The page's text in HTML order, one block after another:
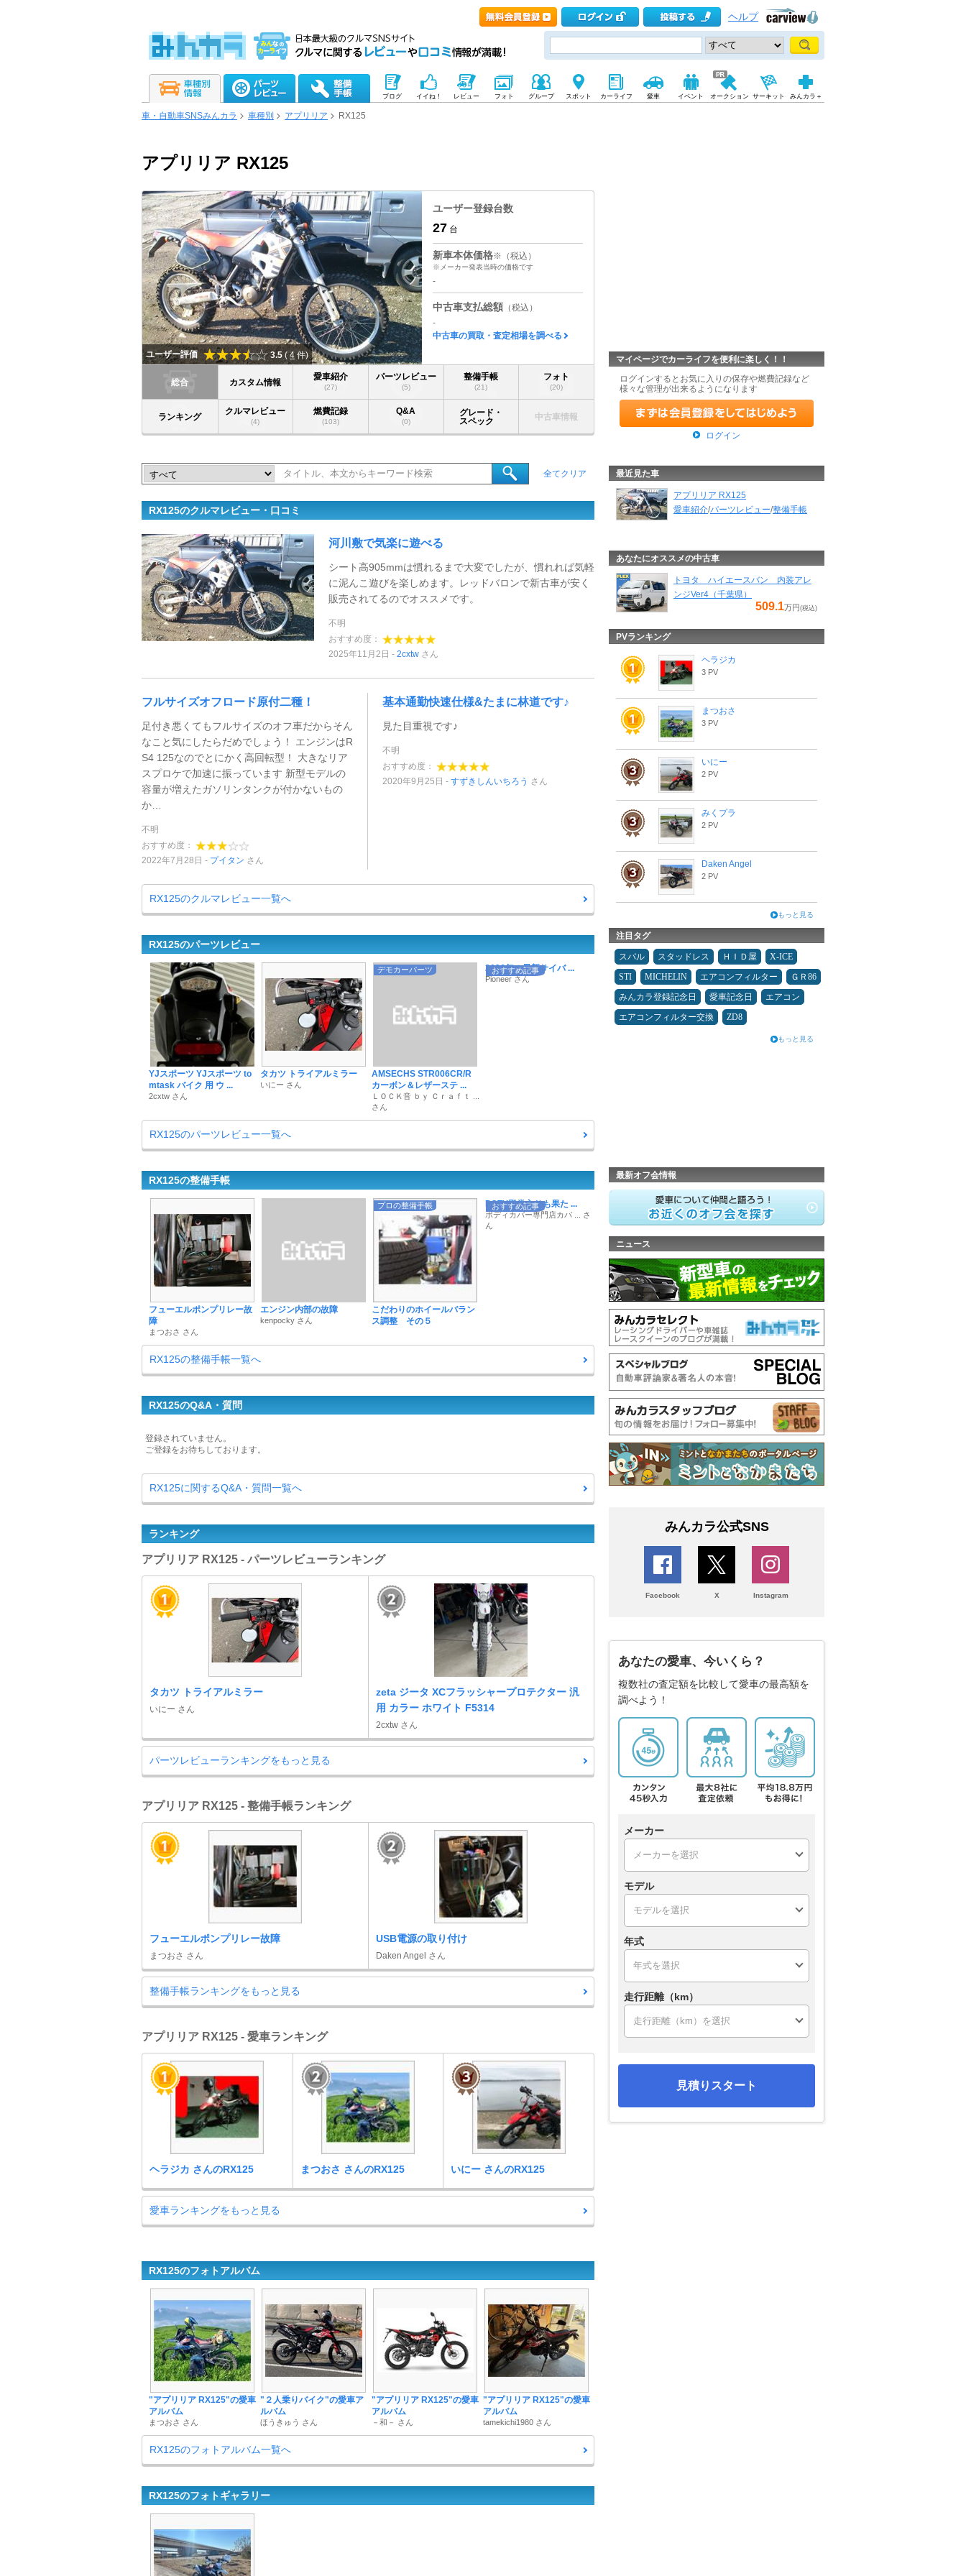
ヘルプ
ブログ イイね！ レビュー フォト グループ スポット カーライフ 愛車 イベント オークション サーキット みんカラ＋
車・自動車SNSみんカラ 車種別 アプリリア RX125
アプリリア RX125
ユーザー評価 3.5 (4 件)
ユーザー登録台数
27 台
新車本体価格※（税込）
※メーカー発表当時の価格です
-
中古車支払総額 （税込）
-
中古車の買取・査定相場を調べる
総合 カスタム情報
愛車紹介
(27)
パーツレビュー
(5)
整備手帳
(21)
フォト
(20)
ランキング
クルマレビュー
(4)
燃費記録
(103)
Q&A
(0)
グレード・
スペック
中古車情報
全てクリア
RX125のクルマレビュー・口コミ
河川敷で気楽に遊べる
シート高905mmは慣れるまで大変でしたが、慣れれば気軽
に泥んこ遊びを楽しめます。レッドバロンで新古車が安く
販売されてるのでオススメです。
不明
おすすめ度：
2025年11月2日
2cxtw さん
フルサイズオフロード原付二種！
足付き悪くてもフルサイズのオフ車だからそん
なこと気にしたらだめでしょう！ エンジンはR
S4 125なのでとにかく高回転型！ 大きなリア
スプロケで加速に振っています 新型モデルの
容量が増えたガソリンタンクが付かないもの
か…
不明
おすすめ度：
2022年7月28日
プイタン さん
基本通勤快速仕様&たまに林道です♪
見た目重視です♪
不明
おすすめ度：
2020年9月25日
すずきしんいちろう さん
RX125のクルマレビュー一覧へ
RX125のパーツレビュー
YJスポーツ YJスポーツ to
mtask バイク 用 ウ ...
2cxtw さん
タカツ トライアルミラー
いにー さん
デモカーパーツ
AMSECHS STR006CR/R
カーボン＆レザーステ ...
ＬＯＣＫ音 ｂｙ Ｃｒａｆｔ ...
さん
おすすめ記事
2026年の最新サイバ ...
Pioneer さん
RX125のパーツレビュー一覧へ
RX125の整備手帳
フューエルポンプリレー故
障
まつおさ さん
エンジン内部の故障
kenpocky さん
プロの整備手帳
こだわりのホイールバラン
ス調整 その５
おすすめ記事
POTY殿堂入りも果た ...
ボディカバー専門店カバ ... さ
ん
RX125の整備手帳一覧へ
RX125のQ&A・質問
登録されていません。
ご登録をお待ちしております。
RX125に関するQ&A・質問一覧へ
ランキング
アプリリア RX125 - パーツレビューランキング
タカツ トライアルミラー
いにー さん
zeta ジータ XCフラッシャープロテクター 汎
用 カラー ホワイト F5314
2cxtw さん
パーツレビューランキングをもっと見る
アプリリア RX125 - 整備手帳ランキング
フューエルポンプリレー故障
まつおさ さん
USB電源の取り付け
Daken Angel さん
整備手帳ランキングをもっと見る
アプリリア RX125 - 愛車ランキング
ヘラジカ さんのRX125 まつおさ さんのRX125 いにー さんのRX125
愛車ランキングをもっと見る
RX125のフォトアルバム
"アプリリア RX125"の愛車
アルバム
まつおさ さん
"２人乗りバイク"の愛車ア
ルバム
ほうきゅう さん
"アプリリア RX125"の愛車
アルバム
－和－ さん
"アプリリア RX125"の愛車
アルバム
tamekichi1980 さん
RX125のフォトアルバム一覧へ
RX125のフォトギャラリー
マイページでカーライフを便利に楽しく！！
ログインするとお気に入りの保存や燃費記録など
様々な管理が出来るようになります
ログイン
最近見た車
アプリリア RX125
愛車紹介/パーツレビュー/整備手帳
あなたにオススメの中古車
トヨタ ハイエースバン 内装アレ
ンジVer4（千葉県）
509.1万円 (税込)
PVランキング
ヘラジカ
3 PV
まつおさ
3 PV
いにー
2 PV
みくプラ
2 PV
Daken Angel
2 PV
もっと見る
注目タグ
スバル スタッドレス ＨＩＤ屋
X-ICE
STI
MICHELIN エアコンフィルター
ＧＲ86
みんカラ登録記念日
愛車記念日
エアコン
エアコンフィルター交換
ZD8
もっと見る
最新オフ会情報
ニュース
みんカラ公式SNS
Facebook X Instagram
あなたの愛車、今いくら？
複数社の査定額を比較して愛車の最高額を
調べよう！
メーカー
モデル
年式
走行距離（km）
見積りスタート